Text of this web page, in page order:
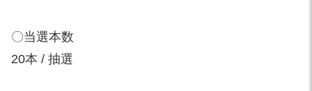
〇当選本数
20本 / 抽選